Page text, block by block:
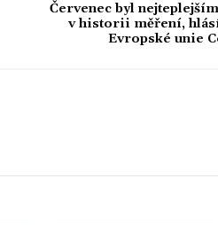
Červenec byl
v historii měření,
Evropské unie